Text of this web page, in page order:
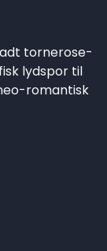
tornerose-
lydspor til
romantisk